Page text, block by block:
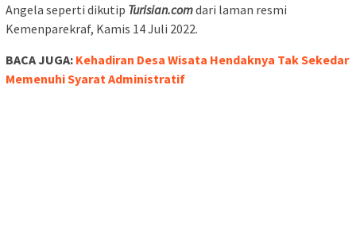
Angela seperti dikutip Turisian.comdari laman resmi
Kemenparekraf, Kamis 14 Juli 2022.
BACA JUGA: Kehadiran Desa Wisata Hendaknya Tak Sekedar
Memenuhi Syarat Administratif